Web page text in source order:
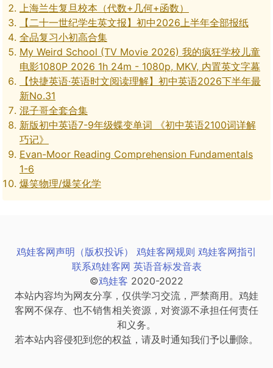
上海兰生复旦校本（代数+几何+函数）
【二十一世纪学生英文报】初中2026上半年全部报纸
全品复习小初高合集
My Weird School (TV Movie 2026) 我的疯狂学校儿童
电影1080P 2026 1h 24m - 1080p, MKV, 内置英文字幕
【快捷英语·英语时文阅读理解】初中英语2026下半年最
新No.31
混子哥全套合集
新版初中英语7-9年级蝶变单词 《初中英语2100词详解
巧记》
Evan-Moor Reading Comprehension Fundamentals
1-6
爆笑物理/爆笑化学
鸡娃客网声明（版权投诉） 鸡娃客网规则 鸡娃客网指引
联系鸡娃客网 英语音标发音表
©鸡娃客 2020-2022
本站内容均为网友分享，仅供学习交流，严禁商用。鸡娃
客网不保存、也不销售相关资源，对资源不承担任何责任
和义务。
若本站内容侵犯到您的权益，请及时通知我们予以删除。